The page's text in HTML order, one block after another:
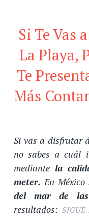
Si Te Vas
La Playa,
Te
Más
Si vas a disfrutar
no sabes a cuál
mediante la
meter. En
del mar de
resultados: SIGUE